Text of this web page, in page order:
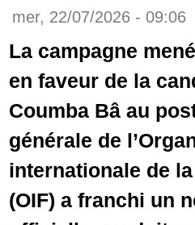
mer, 22/07/2026 - 09:06
La campagne
en faveur de la
Coumba Bâ au
générale de
internationale de
(OIF) a franchi un